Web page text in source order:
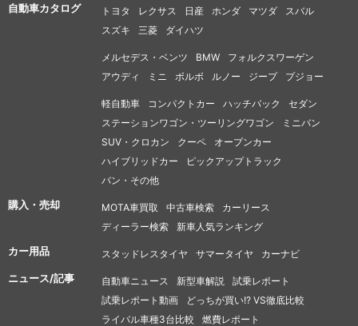
自動車カタログ トヨタ レクサス 日産 ホンダ マツダ
スバル
スズキ
三菱 ダイハツ
メルセデス・ベンツ BMW
フォルクスワーゲン
アウディ
ミニ ボルボ ルノー ジープ プジョー
軽自動車 コンパクトカー ハッチバック
セダン
ステーションワゴン・ツーリングワゴン
ミニバン
SUV・クロカン
クーペ
オープンカー
ハイブリッドカー
ピックアップトラック
バン・その他
購入・売却 MOTA車買取 中古車検索
カーリース
ディーラー検索
新車人気ランキング
カー用品 スタッドレスタイヤ サマータイヤ カーナビ
ニュース/記事 自動車ニュース 新型車解説
試乗レポート
試乗レポート動画
どっちが買い!? VS徹底比較
ライバル車種3台比較
燃費レポート